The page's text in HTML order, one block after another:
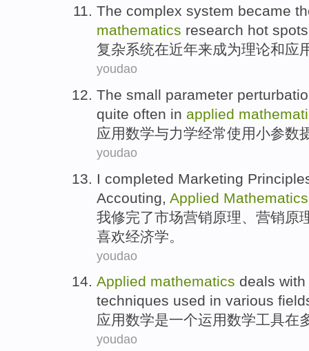
The complex system became
mathematics research hot spots
复杂系统在近年来成为理论和应
youdao
The small parameter
quite often in applied
应用数学与力学经常使用小参数
youdao
I completed Marketing
Accouting Applied Mathematics
我修完了市场营销原理 营销原
喜欢经济学 。
youdao
Applied mathematics deals with
techniques used in various
应用数学是一个运用数学工具在
youdao